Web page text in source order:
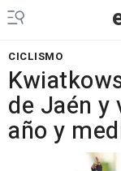
CICLISMO
de Jaén y
año y